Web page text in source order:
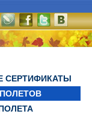
СЕРТИФИКАТЫ